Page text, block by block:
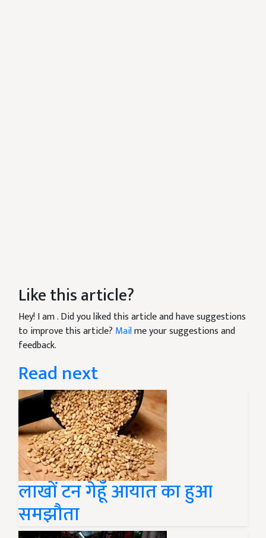
Like this article?
Hey! I am. Did you liked this article and have suggestions
to improve this article? Mailme your suggestions and
feedback.
Read next
लाखों टन गेहूँ आयात का हुआ
समझौता